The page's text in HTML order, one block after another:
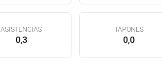
ASISTENCIAS
0,3
TAPONES
0,0